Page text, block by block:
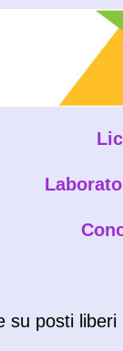
su posti liberi